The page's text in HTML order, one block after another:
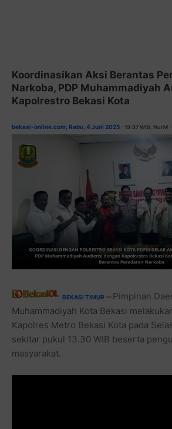
Koordinasikan Aksi Berantas
Narkoba, PDP Muhammadiyah
Kapolrestro Bekasi Kota
bekasi-online.com, Rabu, 4 Juni 2025 - 19:37 WIB, NurM -
BEKASI TIMUR — Pimpinan
Muhammadiyah Kota Bekasi
Kapolres Metro Bekasi Kota pada
sekitar pukul 13.30 WIB beserta
masyarakat.